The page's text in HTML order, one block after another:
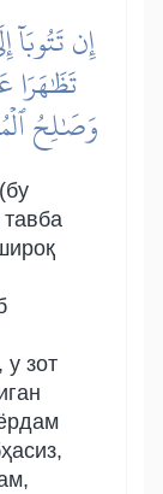
إِن
تَظَٰهَرَا
وَصَٰلِحُ
у зот